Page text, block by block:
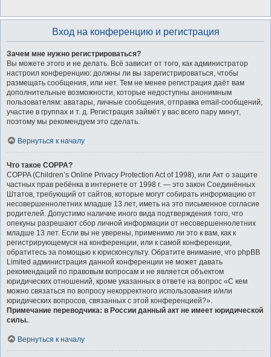
Вход на конференцию и регистрация
Зачем мне нужно регистрироваться?
Вы можете этого и не делать. Всё зависит от того, как администратор
настроил конференцию: должны ли вы зарегистрироваться, чтобы
размещать сообщения, или нет. Тем не менее регистрация даёт вам
дополнительные возможности, которые недоступны анонимным
пользователям: аватары, личные сообщения, отправка email-сообщений,
участие в группах и т. д. Регистрация займёт у вас всего пару минут,
поэтому мы рекомендуем это сделать.
Вернуться к началу
Что такое COPPA?
COPPA (Children’s Online Privacy Protection Act of 1998), или Акт о защите
частных прав ребёнка в интернете от 1998 г. — это закон Соединённых
Штатов, требующий от сайтов, которые могут собирать информацию от
несовершеннолетних младше 13 лет, иметь на это письменное согласие
родителей. Допустимо наличие иного вида подтверждения того, что
опекуны разрешают сбор личной информации от несовершеннолетних
младше 13 лет. Если вы не уверены, применимо ли это к вам, как к
регистрирующемуся на конференции, или к самой конференции,
обратитесь за помощью к юрисконсульту. Обратите внимание, что phpBB
Limited администрация данной конференции не может давать
рекомендаций по правовым вопросам и не является объектом
юридических отношений, кроме указанных в ответе на вопрос «С кем
можно связаться по вопросу некорректного использования и/или
юридических вопросов, связанных с этой конференцией?».
Примечание переводчика: в России данный акт не имеет юридической
силы..
Вернуться к началу